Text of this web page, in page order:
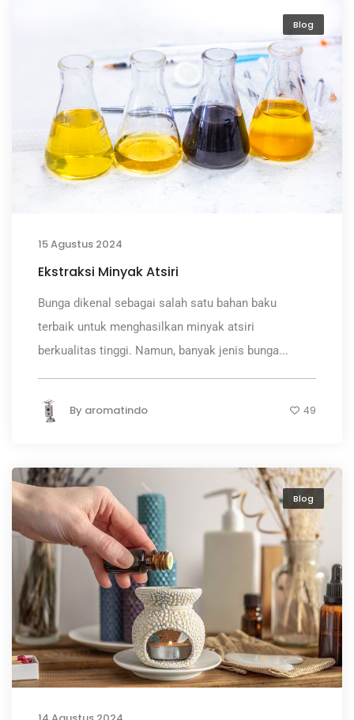
Blog
15 Agustus 2024
Ekstraksi Minyak Atsiri
Bunga dikenal sebagai salah satu bahan baku
terbaik untuk menghasilkan minyak atsiri
berkualitas tinggi. Namun, banyak jenis bunga...
By aromatindo 49
Blog